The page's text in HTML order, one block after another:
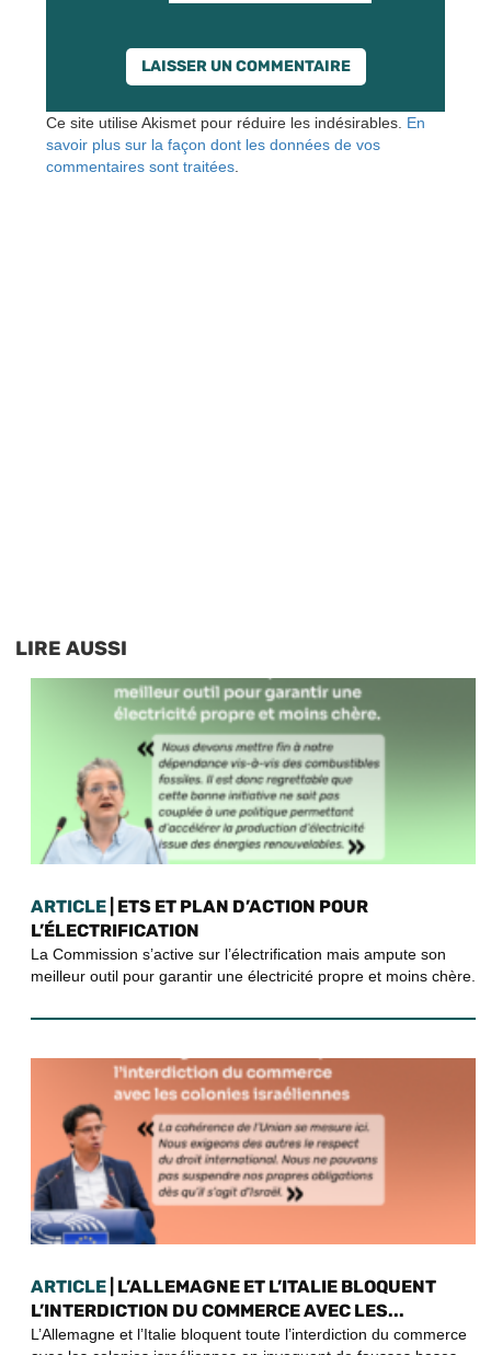
Ce site utilise Akismet pour réduire les indésirables. En
savoir plus sur la façon dont les données de vos
commentaires sont traitées
LIRE AUSSI
ARTICLE | ETS ET PLAN D’ACTION POUR
L’ÉLECTRIFICATION
La Commission s’active sur l’électrification mais ampute son
meilleur outil pour garantir une électricité propre et moins chère.
ARTICLE | L’ALLEMAGNE ET L’ITALIE BLOQUENT
L’INTERDICTION DU COMMERCE AVEC LES...
L’Allemagne et l’Italie bloquent toute l’interdiction du commerce